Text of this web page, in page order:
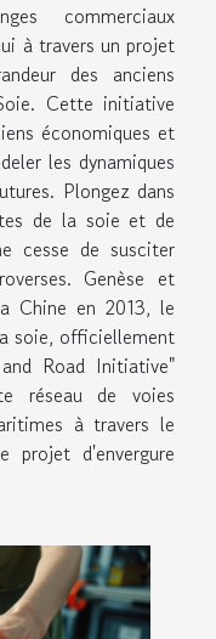
commerciaux
à travers un projet
des anciens
Cette initiative
économiques et
les dynamiques
Plongez dans
de la soie et de
cesse de susciter
Genèse et
Chine en 2013, le
soie, officiellement
Road Initiative"
réseau de voies
à travers le
d'envergure